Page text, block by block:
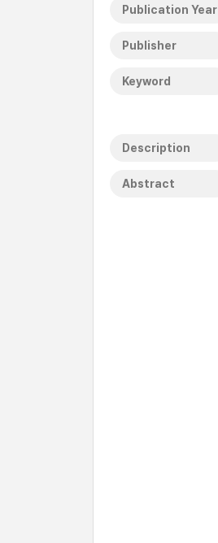
Publication Year
Publisher
Keyword
Description
Abstract